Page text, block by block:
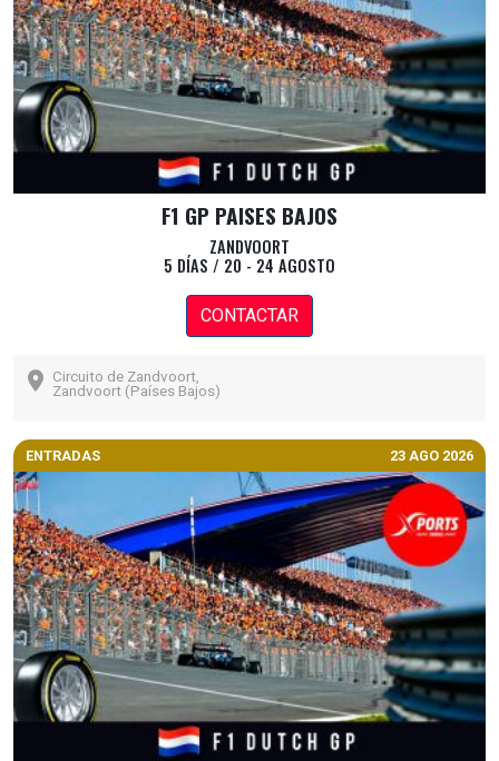
F1 GP PAISES BAJOS
ZANDVOORT
5 DÍAS / 20 - 24 AGOSTO
CONTACTAR
Circuito de Zandvoort,
Zandvoort (Países Bajos)
ENTRADAS 23 AGO 2026